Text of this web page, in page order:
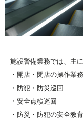
施設警備業務では、主
・開店・閉店の操作業務
・防犯・防災巡回
・安全点検巡回
・防災・防犯の安全教